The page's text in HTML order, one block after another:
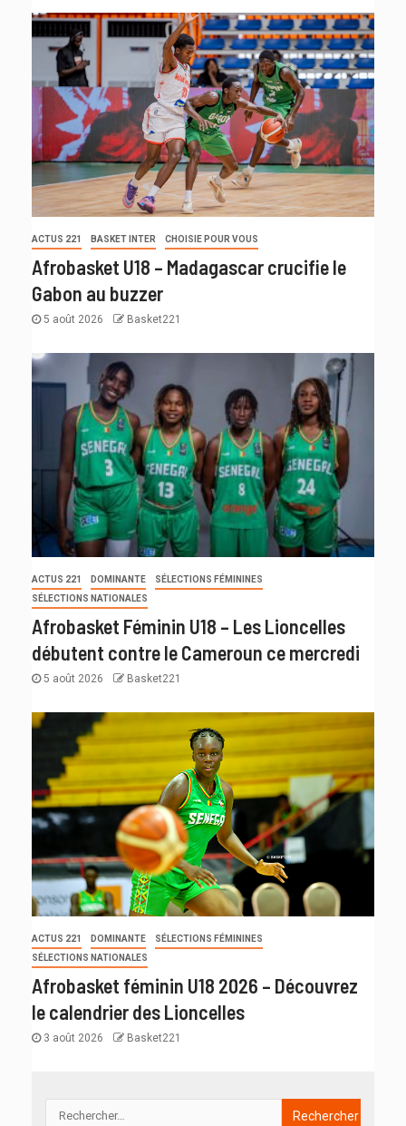
ACTUS 221 BASKET INTER CHOISIE POUR VOUS
Afrobasket U18 – Madagascar crucifie le
Gabon au buzzer
5 août 2026 Basket221
ACTUS 221 DOMINANTE
SÉLECTIONS FÉMININES
SÉLECTIONS NATIONALES
Afrobasket Féminin U18 – Les Lioncelles
débutent contre le Cameroun ce mercredi
5 août 2026 Basket221
ACTUS 221 DOMINANTE
SÉLECTIONS FÉMININES
SÉLECTIONS NATIONALES
Afrobasket féminin U18 2026 – Découvrez
le calendrier des Lioncelles
3 août 2026 Basket221